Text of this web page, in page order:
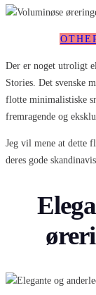
Der er noget utroligt
Stories. Det svenske
flotte minimalistiske
fremragende og
Jeg vil mene at dette
deres gode